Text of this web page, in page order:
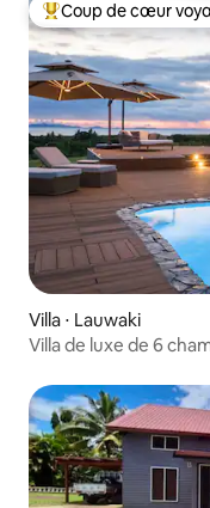
Coups de cœur
Coup de cœur
Villa ⋅ Lauwaki
Villa de luxe de 6